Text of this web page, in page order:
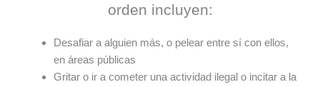
orden incluyen:
Desafiar a alguien más, o pelear entre sí con ellos,
en áreas públicas
Gritar o ir a cometer una actividad ilegal o incitar a la